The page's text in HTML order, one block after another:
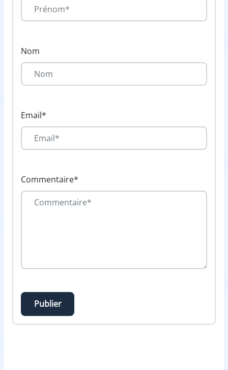
Nom
Email*
Commentaire*
Publier